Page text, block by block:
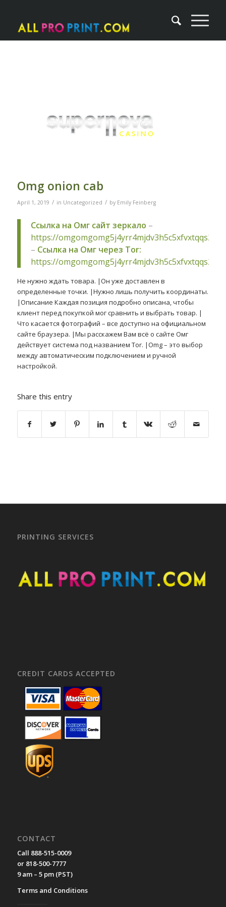
Omg onion cab
April 1, 2019 / in Uncategorized / by Emily Feinberg
Ссылка на Омг сайт зеркало –
https://
– Ссылка на Омг через Tor:
https://
Не нужно ждать товара. |Он уже доставлен в
определенные точки. |Нужно лишь получить координаты.
|Описание Каждая позиция подробно описана, чтобы
клиент перед покупкой мог сравнить и выбрать товар. |
Что касается фотографий – все доступно на официальном
сайте браузера. |Мы расскажем Вам всё о сайте Омг
действует система под названием Tor. |Omg – это выбор
между автоматическим подключением и ручной
настройкой.
Share this entry
PRINTING SERVICES
CREDIT CARDS ACCEPTED
CONTACT
Call 888-515-0009
or 818-500-7777
9 am – 5 pm (PST)
Terms and Conditions